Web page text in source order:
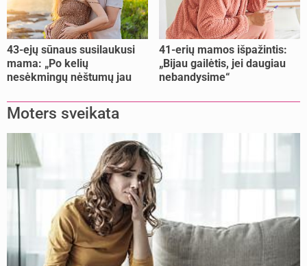
43-ejų sūnaus susilaukusi
mama: „Po kelių
nesėkmingų nėštumų jau
41-erių mamos išpažintis:
„Bijau gailėtis, jei daugiau
nebandysime“
Moters sveikata